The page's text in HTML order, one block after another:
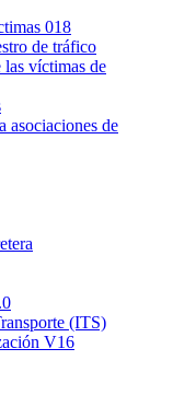
018
de tráfico
las víctimas de
asociaciones de
(ITS)
V16